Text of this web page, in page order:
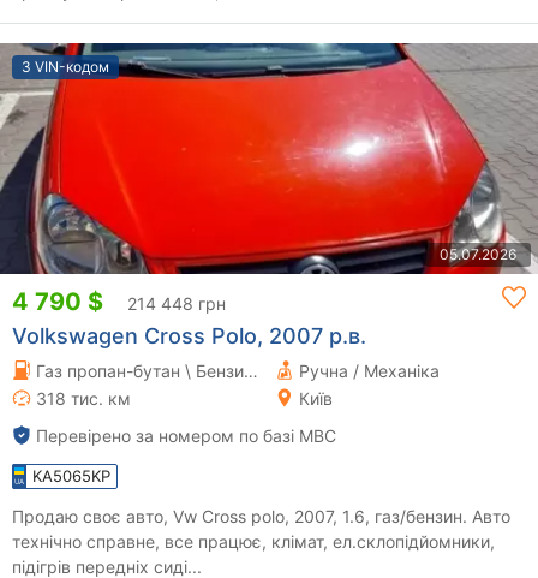
З VIN-кодом
05.07.2026
4 790 $ 214 448 грн
Volkswagen Cross Polo, 2007 р.в.
Газ пропан-бутан \ Бензин 1.6 л.
Ручна / Механіка
318 тис. км
Київ
Перевірено за номером по базі МВС
KA5065KP
Продаю своє авто, Vw Cross polo, 2007, 1.6, газ/бензин. Авто
технічно справне, все працює, клімат, ел.склопідйомники,
підігрів передніх сиді...